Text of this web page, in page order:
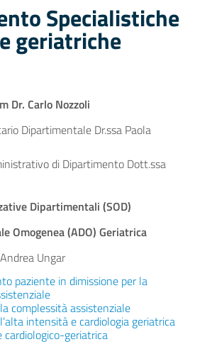
Specialistiche
geriatriche
Dr. Carlo Nozzoli
Dipartimentale Dr.ssa Paola
di Dipartimento Dott.ssa
Dipartimentali (SOD)
Omogenea (ADO) Geriatrica
Ungar
paziente in dimissione per la
complessità assistenziale
intensità e cardiologia geriatrica
cardiologico-geriatrica